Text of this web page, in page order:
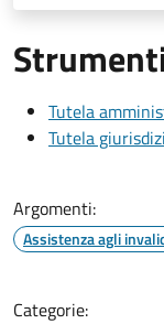
Tutela
Tutela
Argomenti:
Assistenza agli
Categorie: